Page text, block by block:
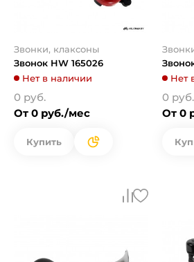
Звонки, клаксоны
Звонок HW 165026
Нет в наличии
0 руб.
От 0 руб./мес
Купить
Нет
0 руб.
От 0